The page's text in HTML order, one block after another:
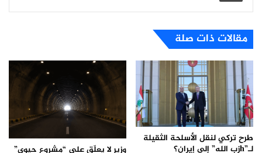
مقالات ذات صلة
طرح تركي لنقل الأسلحة الثقيلة
لـ”hزب الله” إلى إيران؟
وزير لا يعلّق على “مشروع حيوي”